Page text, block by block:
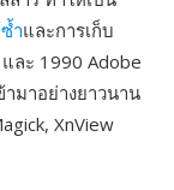
ำและการเก็บ
ละ 1990 Adobe
ามาอย่างยาวนาน
XnView